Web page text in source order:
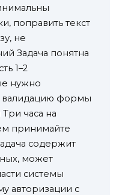
поправить текст
не
Задача понятна
1–2
нужно
валидацию формы
часа на
принимайте
содержит
может
системы
авторизации с